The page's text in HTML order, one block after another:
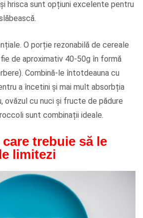
hrisca sunt opțiuni excelente pentru
O porție rezonabilă de cereale
de aproximativ 40-50g în formă
Combină-le întotdeauna cu
a încetini și mai mult absorbția
ovăzul cu nuci și fructe de pădure
sunt combinații ideale.
trebuie să le
limitezi